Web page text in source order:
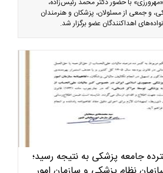
با حضور دکتر محمد رئیس‌زاده،
و جمعی از مسئولان، پزشکان و هنرمندان
اهداکنندگان عضو برگزار شد.
جامعه پزشکی به نتیجه رسید؛